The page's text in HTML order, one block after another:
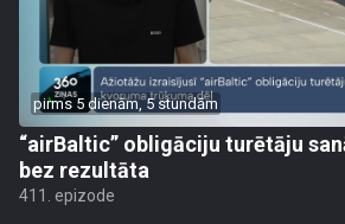
pirms 5 dienām, 5 stundām
“airBaltic” obligāciju turētāju
bez rezultāta
411. epizode